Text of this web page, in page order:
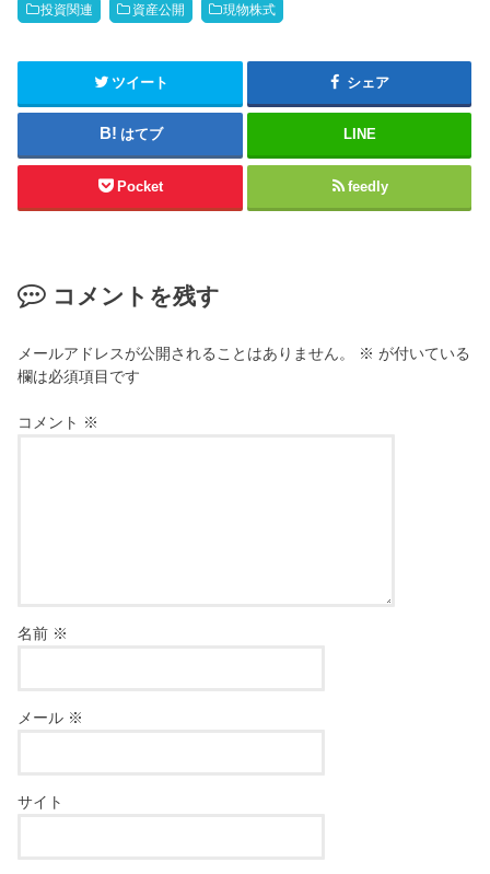
投資関連 資産公開 現物株式
ツイート シェア
はてブ LINE
Pocket feedly
コメントを残す
メールアドレスが公開されることはありません。 ※ が付いている
欄は必須項目です
コメント ※
名前 ※
メール ※
サイト